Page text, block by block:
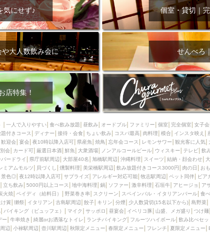
円
肉の日 おもろまち駅周辺 オープンテラス マトン・
カレー チャージ無し 牡蠣 夜景・景色◎ 夜12時以
牧志駅周辺 ペット同伴 ビアガーデン 天ぷら
沖縄そば 串揚げ バレンタイン 立ち飲み 5000円以
石垣牛 アヒージョ アサヒ 割烹 女性専用トイレあり
ペシャルディナー ホルモン(もつ) 炭火焼 ペイディ（給料
バル・イタリアンバール 食べ放題 動物カフェ＆バー 屋富
エ 安里駅周辺 アジア・エスニック 熱燗 生け簀 獺
少人数貸切(15名以下から) しゃぶしゃぶ パクチ
気ブラン エビスビール ウェディング 58KACHA-SEA
昼宴会 イベリコ豚 山盛、メガ盛り つけ麺 日本そば
中華 お好み焼き・もんじゃ オーガニック プレミアムフライ
ランチバイキング フルーツハイボール 飲み比べセット
焼き 幹事様特典 おばんざい チーズタッカルビ 奥武山
ニュー 春限定メニュー フレンチ 夏限定メニュー
辺 シードル 那覇空港駅周辺 儀保駅周辺
気にせず♪ 個室・貸切｜
大人数飲み会に せんべろ
店特集！
一人で入りやすい 食べ飲み放題 昼飲み オードブル ファミリー 個室 完全個室 女子会
付きコース ディナー 接待・会食 ちょい飲み コスパ最高 肉料理 模合 インスタ映え
歓迎会 宴会 夜10時以降入店可 県産魚 焼鳥 忘年会コース レモンサワー 観光客に人気
会 カード可 厳選日本酒 鮮魚 大衆酒場 ノンアルコールビール ウィスキー テレビ 飲
ードライ 県庁前駅周辺 大部屋40名 旭橋駅周辺 沖縄料理 スイーツ 結納・顔会わせ
ミアムモルツ 貝づくし 燻製料理 美栄橋駅周辺 飲み放題付きコース3000円 肉の日 お
景色◎ 夜12時以降入店可 サプライズ アレルギー対応可能 牧志駅周辺 ペット同伴 ビア
立ち飲み 5000円以上コース 地中海料理 鍋 ソファー 激辛料理 石垣牛 アヒージョ ア
火焼 ペイディ（給料日） 野菜巻き串 スクリーン スペインバル・イタリアンバール 食
け簀 獺祭 イタリアン 古島駅周辺 餃子 キリン 分煙 少人数貸切(15名以下から) 島野菜
バイキング（ビュッフェ） マイク サッポロ 昼宴会 イベリコ豚 山盛、メガ盛り つけ麺
ー 牛串焼き 綺麗orお洒落なトイレ ランチバイキング フルーツハイボール 飲み比べセッ
辺 小禄駅周辺 壺川駅周辺 秋限定メニュー 春限定メニュー フレンチ 夏限定メニュー